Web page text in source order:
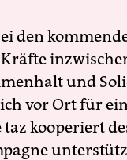
den
und
vor Ort für
kooperiert